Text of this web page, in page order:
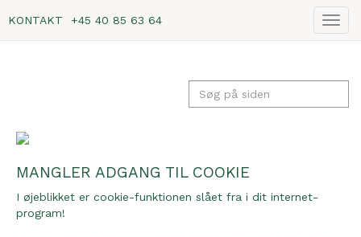
Vis
KONTAKT +45 40 85 63 64
MANGLER ADGANG TIL COOKIE
I øjeblikket er cookie-funktionen slået fra i dit internet-
program!